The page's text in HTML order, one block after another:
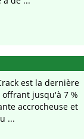
est la dernière
jusqu'à 7 %
accrocheuse et
...